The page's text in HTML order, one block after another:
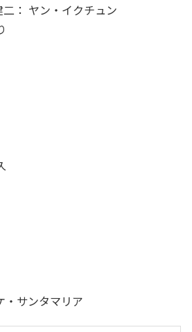
： ヤン・イクチュン
・サンタマリア